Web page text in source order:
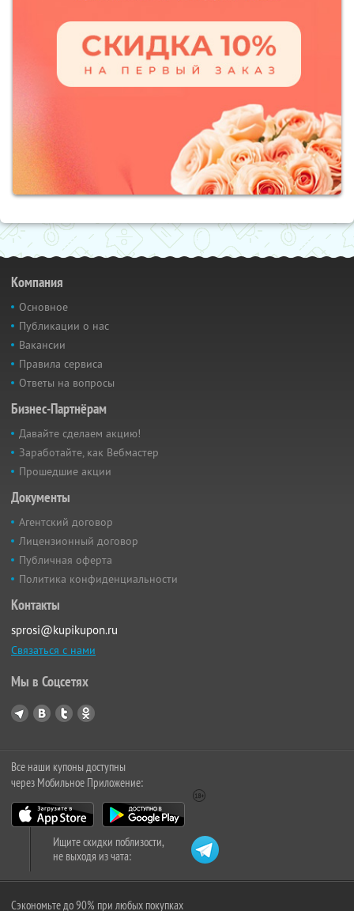
Компания
Основное
Публикации о нас
Вакансии
Правила сервиса
Ответы на вопросы
Бизнес-Партнёрам
Давайте сделаем акцию!
Заработайте, как Вебмастер
Прошедшие акции
Документы
Агентский договор
Лицензионный договор
Публичная оферта
Политика конфиденциальности
Контакты
sprosi@kupikupon.ru
Связаться с нами
Мы в Соцсетях
Все наши купоны доступны
через Мобильное Приложение:
Ищите скидки поблизости,
не выходя из чата:
Сэкономьте до 90% при любых покупках